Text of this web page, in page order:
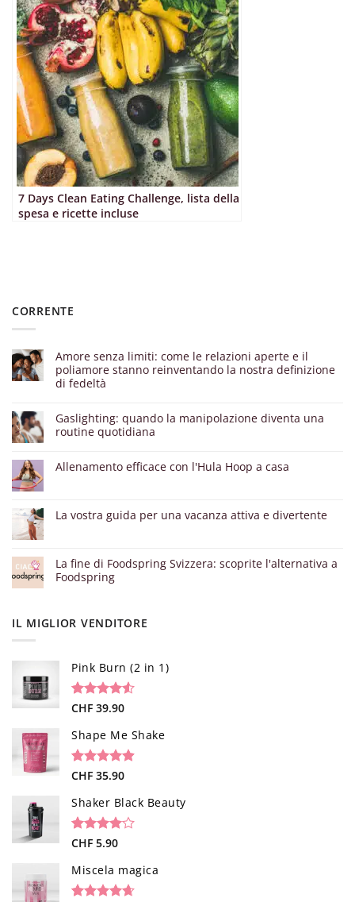
7 Days Clean Eating Challenge, lista della
spesa e ricette incluse
CORRENTE
Amore senza limiti: come le relazioni aperte e il
poliamore stanno reinventando la nostra definizione
di fedeltà
Gaslighting: quando la manipolazione diventa una
routine quotidiana
Allenamento efficace con l'Hula Hoop a casa
La vostra guida per una vacanza attiva e divertente
La fine di Foodspring Svizzera: scoprite l'alternativa a
Foodspring
IL MIGLIOR VENDITORE
Pink Burn (2 in 1)
Valutato
su base di
96
recensioni
CHF 39.90
Shape Me Shake
Valutato
su base di
40
CHF 35.90
Shaker Black Beauty
Valutato
5 su
1
recensioni
CHF 5.90
Miscela magica